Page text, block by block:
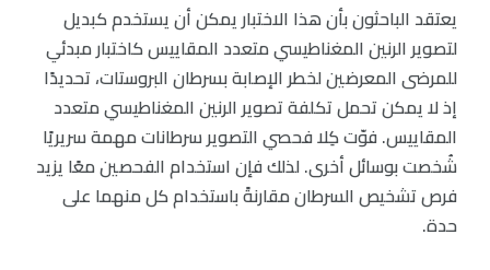
يعتقد الباحثون بأن هذا الاختبار يمكن أن يستخدم كبديل
لتصوير الرنين المغناطيسي متعدد المقاييس كاختبار مبدئي
للمرضى المعرضين لخطر الإصابة بسرطان البروستات، تحديدًا
إذ لا يمكن تحمل تكلفة تصوير الرنين المغناطيسي متعدد
المقاييس. فوّت كِلا فحصي التصوير سرطانات مهمة سريريًا
شُخصت بوسائل أخرى. لذلك فإن استخدام الفحصين معًا يزيد
فرص تشخيص السرطان مقارنةً باستخدام كل منهما على
حدة.